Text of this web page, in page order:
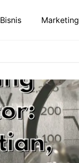
Bisnis Marketing